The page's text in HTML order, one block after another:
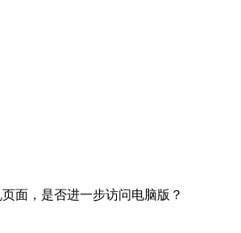
面，是否进一步访问电脑版？